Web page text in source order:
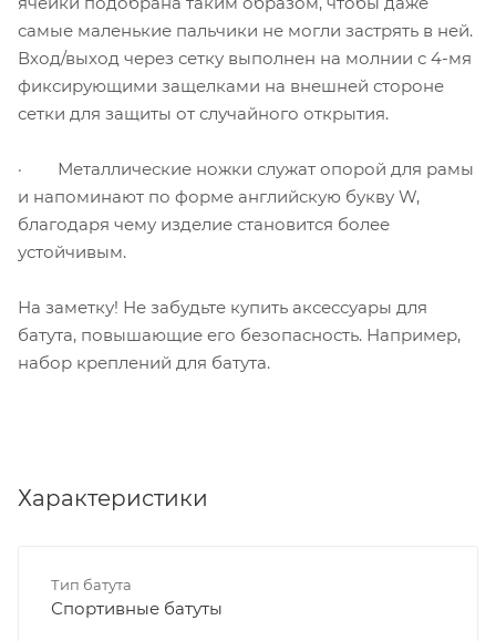
самые маленькие пальчики не могли застрять в ней.
Вход/выход через сетку выполнен на молнии с 4-мя
фиксирующими защелками на внешней стороне
сетки для защиты от случайного открытия.
· Металлические ножки служат опорой для рамы
и напоминают по форме английскую букву W,
благодаря чему изделие становится более
устойчивым.
На заметку! Не забудьте купить аксессуары для
батута, повышающие его безопасность. Например,
набор креплений для батута.
Характеристики
Тип батута
Спортивные батуты